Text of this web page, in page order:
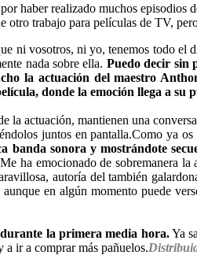
haber realizado muchos episodios
trabajo para películas de TV,
ni vosotros, ni yo, tenemos todo el
nada sobre ella. Puedo decir sin
la actuación del maestro
donde la emoción llega a su
la actuación, mantienen una
juntos en pantalla.Como ya os
sonora y mostrándote
ha emocionado de sobremanera
autoría del también
aunque en algún momento puede
la primera media hora.Ya
ir a comprar más pañuelos.